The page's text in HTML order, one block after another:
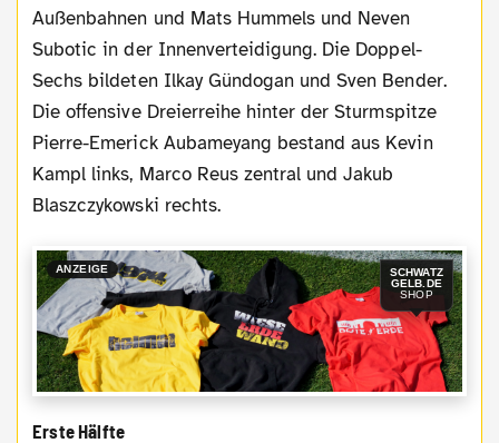
Außenbahnen und Mats Hummels und Neven
Subotic in der Innenverteidigung. Die Doppel-
Sechs bildeten Ilkay Gündogan und Sven Bender.
Die offensive Dreierreihe hinter der Sturmspitze
Pierre-Emerick Aubameyang bestand aus Kevin
Kampl links, Marco Reus zentral und Jakub
Blaszczykowski rechts.
ANZEIGE
SCHWATZ
GELB.DE
SHOP
Erste Hälfte